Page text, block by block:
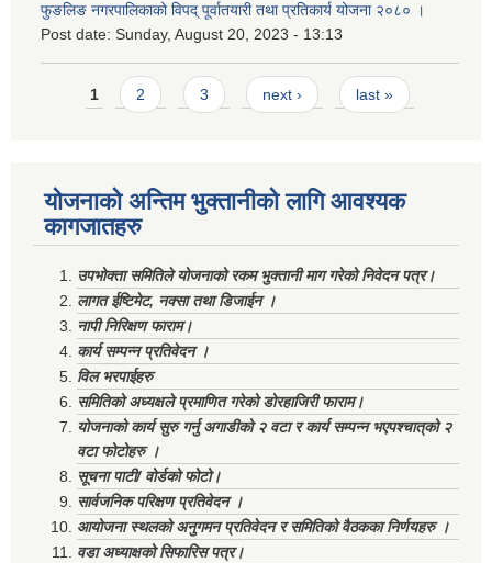
फुङलिङ नगरपालिकाको विपद् पूर्वातयारी तथा प्रतिकार्य योजना २०८० ।
Post date: Sunday, August 20, 2023 - 13:13
Pages
1 2 3 next › last »
योजनाको अन्तिम भुक्तानीको लागि आवश्यक
कागजातहरु
उपभोक्ता समितिले योजनाको रकम भुक्तानी माग गरेको निवेदन पत्र।
लागत ईष्टिमेट, नक्सा तथा डिजाईन ।
नापी निरिक्षण फाराम।
कार्य सम्पन्न प्रतिवेदन ।
विल भरपाईहरु
समितिको अध्यक्षले प्रमाणित गरेको डोरहाजिरी फाराम।
योजनाको कार्य सुरु गर्नु अगाडीको २ वटा र कार्य सम्पन्न भएपश्चात्‌को २
वटा फोटोहरु ।
सूचना पाटी/ वोर्डको फोटो।
सार्वजनिक परिक्षण प्रतिवेदन ।
आयोजना स्थलको अनुगमन प्रतिवेदन र समितिको वैठकका निर्णयहरु ।
वडा अध्याक्षको सिफारिस पत्र।